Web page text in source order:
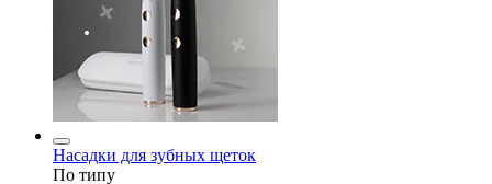
Насадки для зубных щеток
По типу